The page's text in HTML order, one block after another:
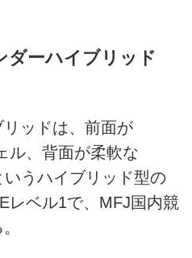
ダーハイブリッド
ッドは、前面が
ル、背面が柔軟な
うハイブリッド型の
レベル1で、MFJ国内競